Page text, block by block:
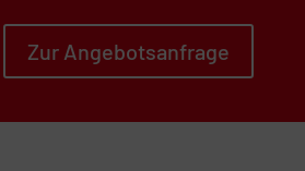
Zur Angebotsanfrage